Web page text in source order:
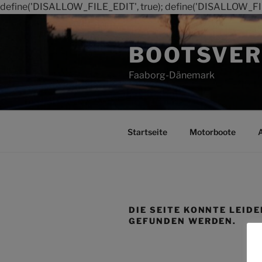
define('DISALLOW_FILE_EDIT', true);
Faaborg-Dänemark
Startseite Motorboote
DIE SEITE KONNTE
GEFUNDEN WERDEN.